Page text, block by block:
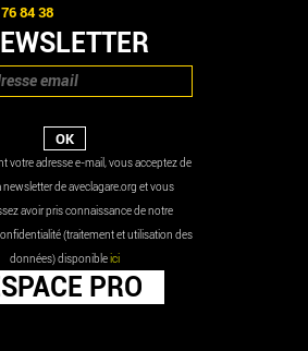
84 38
votre adresse e-mail, vous acceptez de
newsletter de aveclagare.org et vous
avoir pris connaissance de notre
(traitement et utilisation des
données) disponibleici
PRO